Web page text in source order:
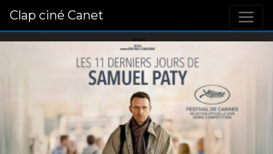
Clap ciné Canet